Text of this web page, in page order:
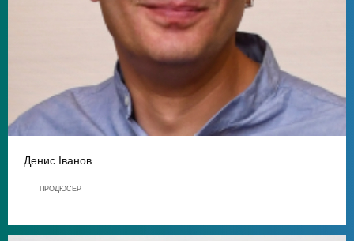
Денис Іванов
ПРОДЮСЕР